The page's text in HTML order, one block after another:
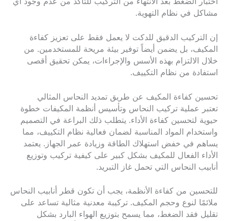
مشاكل في نظام التهوية.
إن التركيب الدقيق للدكت لا يعمل فقط على تعزيز كفاءة
المكيف، بل يضمن أيضاً توفير بيئة مريحة للمستخدمين. من
خلال الالتزام بهذه الأسس والإجراءات، يمكن تحقيق أقصى
استفادة من نظام التكييف.
تحسين كفاءة المكيف عن طريق تمديد النحاس المثالي
تعتبر عملية تركيب النحاس وتأسيس أنظمة المكيفات خطوة
حيوية لتحسين كفاءة الأداء. يتطلب ذلك البراعة في التصميم
واستخدام المواد المناسبة لضمان فعالية نظام التكييف، مما
يساهم في خفض استهلاك الطاقة وزيادة عمر الجهاز. يعتمد
الأداء الفعال للمكيف بشكل كبير على كيفية تركيب وتوزيع
أنابيب النحاس التي تحمل غاز التبريد.
للتحسين من كفاءة الأنظمة، يجب أن تكون قطر أنابيب النحاس
ملائمًا لنوع وحجم المكيف. تركيبة معدنية مثالية تساعد على
تقليل فقد الضغط، مما يسمح بتوزيع الهواء البارد بشكل